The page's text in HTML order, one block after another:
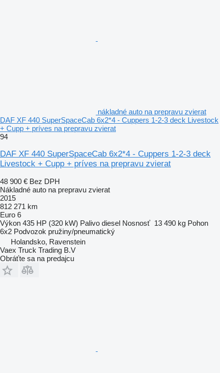
nákladné auto na prepravu zvierat
DAF XF 440 SuperSpaceCab 6x2*4 - Cuppers 1-2-3 deck Livestock
+ Cupp + príves na prepravu zvierat
94
DAF XF 440 SuperSpaceCab 6x2*4 - Cuppers 1-2-3 deck
Livestock + Cupp + príves na prepravu zvierat
48 900 € Bez DPH
Nákladné auto na prepravu zvierat
2015
812 271 km
Euro 6
Výkon 435 HP (320 kW) Palivo diesel Nosnosť 13 490 kg Pohon
6x2 Podvozok pružiny/pneumatický
Holandsko, Ravenstein
Vaex Truck Trading B.V
Obráťte sa na predajcu